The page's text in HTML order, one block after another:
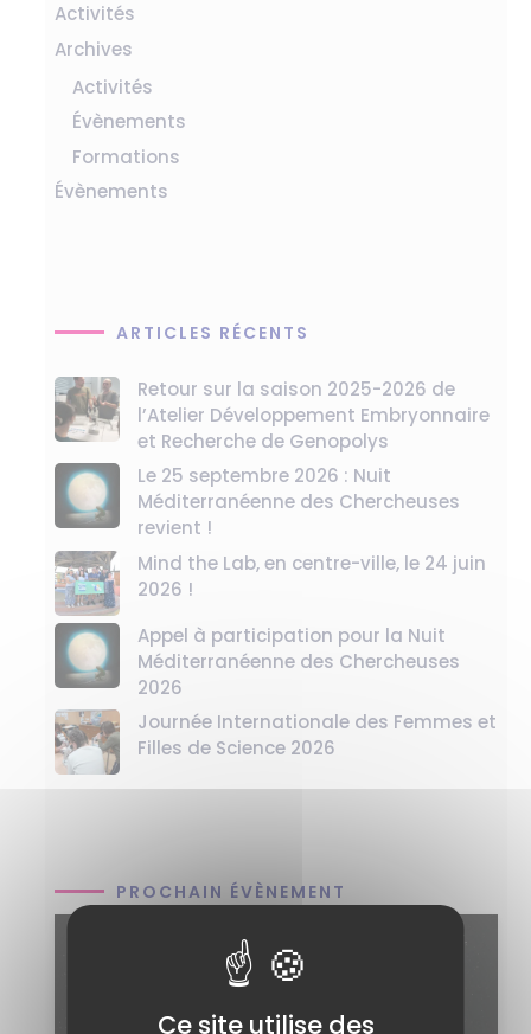
Activités
Archives
Activités
Évènements
Formations
Évènements
ARTICLES RÉCENTS
Retour sur la saison 2025-2026 de
l’Atelier Développement Embryonnaire
et Recherche de Genopolys
Le 25 septembre 2026 : Nuit
Méditerranéenne des Chercheuses
revient !
Mind the Lab, en centre-ville, le 24 juin
2026 !
Appel à participation pour la Nuit
Méditerranéenne des Chercheuses
2026
Journée Internationale des Femmes et
Filles de Science 2026
PROCHAIN ÉVÈNEMENT
Ce site utilise des